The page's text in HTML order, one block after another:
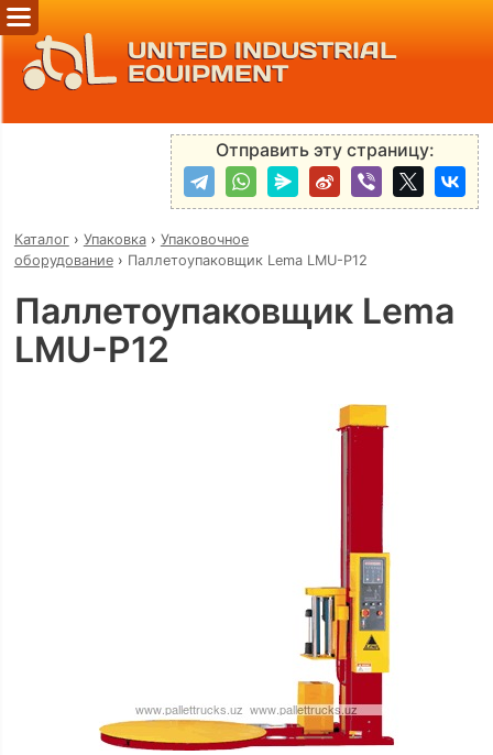
UNITED INDUSTRIAL
EQUIPMENT
Отправить эту страницу:
Каталог› Упаковка› Упаковочное
оборудование› Паллетоупаковщик Lema LMU-P12
Паллетоупаковщик Lema
LMU-P12